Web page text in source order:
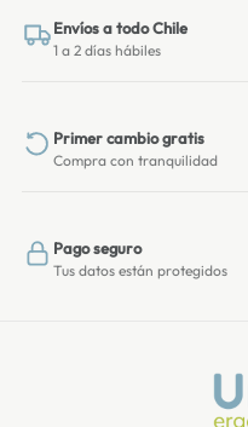
Envíos a todo Chile
1 a 2 días hábiles
Primer cambio gratis
Compra con tranquilidad
Pago seguro
Tus datos están protegidos